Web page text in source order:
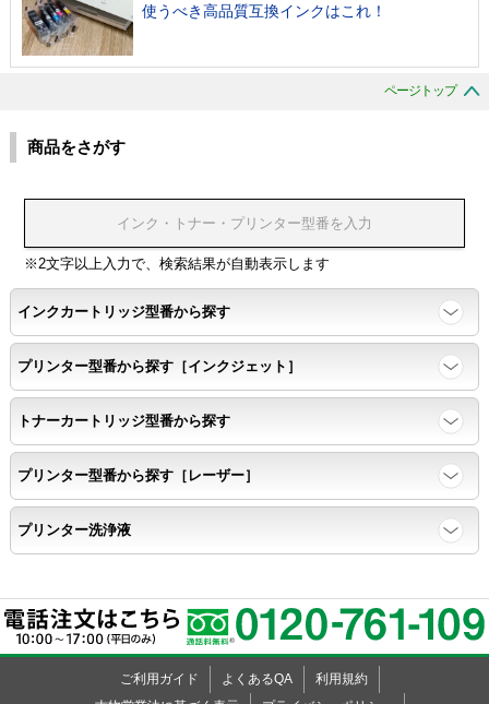
使うべき高品質互換インクはこれ！
ページトップ
商品をさがす
※2文字以上入力で、検索結果が自動表示します
インクカートリッジ型番から探す
プリンター型番から探す［インクジェット］
トナーカートリッジ型番から探す
プリンター型番から探す［レーザー］
プリンター洗浄液
ご利用ガイド よくあるQA
利用規約